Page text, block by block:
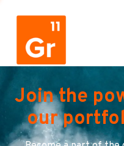
Join the
our